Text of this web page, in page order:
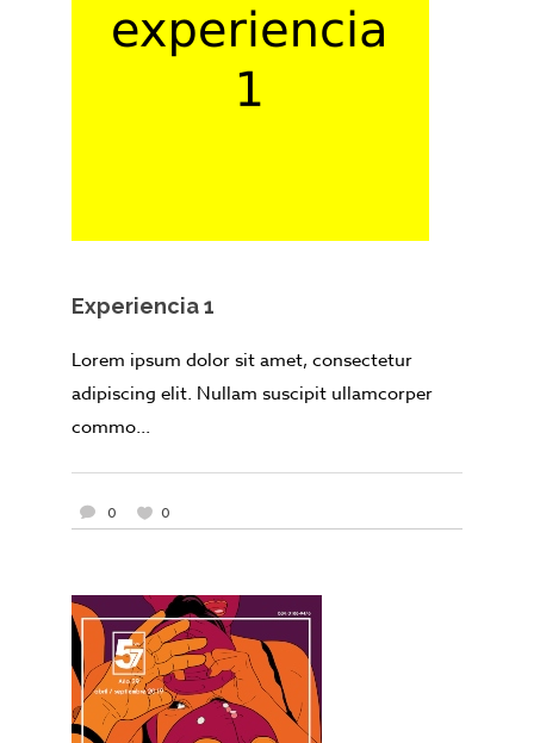
Experiencia 1
Lorem ipsum dolor sit amet, consectetur
adipiscing elit. Nullam suscipit ullamcorper
commo...
0 0